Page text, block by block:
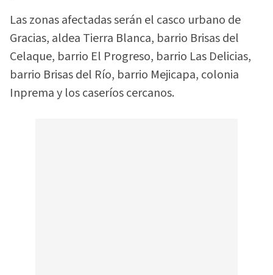
Las zonas afectadas serán el casco urbano de
Gracias, aldea Tierra Blanca, barrio Brisas del
Celaque, barrio El Progreso, barrio Las Delicias,
barrio Brisas del Río, barrio Mejicapa, colonia
Inprema y los caseríos cercanos.